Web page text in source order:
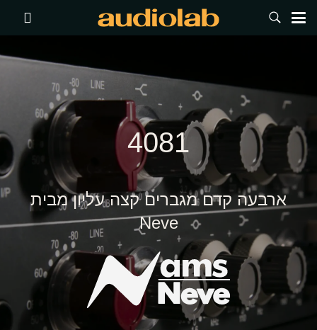
4081
ארבעה קדם מגברים קצה עליון מבית
Neve